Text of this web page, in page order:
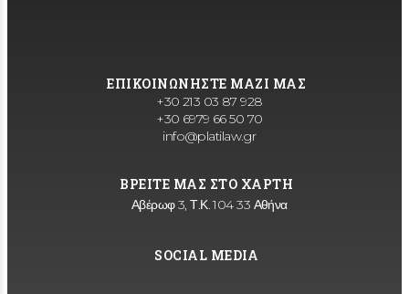
ΕΠΙΚΟΙΝΩΝΗΣΤΕ ΜΑΖΙ ΜΑΣ
+30 213 03 87 928
+30 6979 66 50 70
info@platilaw.gr
ΒΡΕΙΤΕ ΜΑΣ ΣΤΟ ΧΑΡΤΗ
Αβέρωφ 3, Τ.Κ. 104 33 Αθήνα
SOCIAL MEDIA